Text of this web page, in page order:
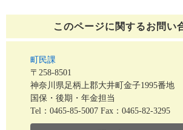
このページに関するお問い
町民課
〒258-8501
神奈川県足柄上郡大井町金子1995番地
国保・後期・年金担当
Tel：0465-85-5007 Fax：0465-82-3295